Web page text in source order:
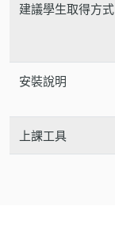
建議學生取得方式
安裝說明
上課工具